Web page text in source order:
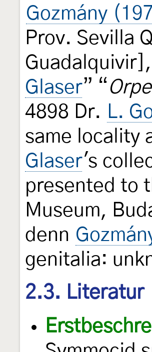
Gozmány
Prov. Sevilla
Glaser” “
4898 Dr. L.
same locality
Glaser's
presented to
Museum,
denn
genitalia:
2.3. Literatur